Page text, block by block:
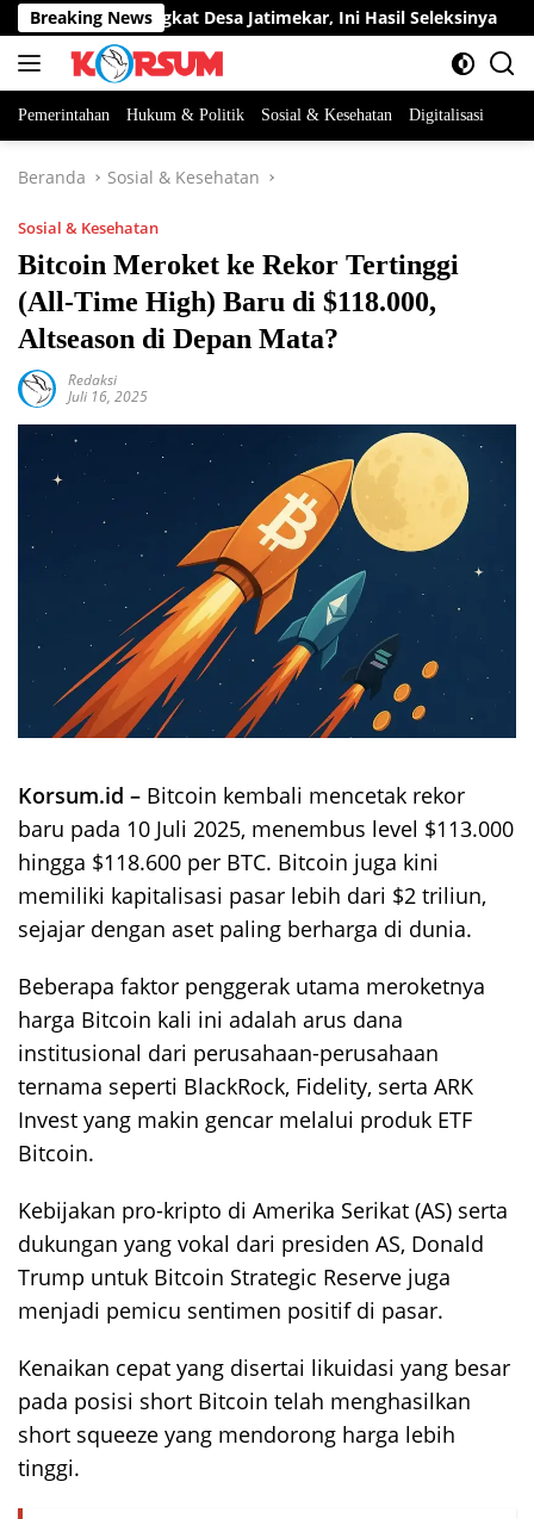
Langsung
ke
konten
Breaking News
Perangkat Desa Jatimekar, Ini Hasil Seleksinya
Pemerintahan Hukum & Politik Sosial & Kesehatan Digitalisasi
Beranda Sosial & Kesehatan
Sosial & Kesehatan
Bitcoin Meroket ke Rekor Tertinggi
(All-Time High) Baru di $118.000,
Altseason di Depan Mata?
Redaksi
Juli 16, 2025
Korsum.id – Bitcoin kembali mencetak rekor
baru pada 10 Juli 2025, menembus level $113.000
hingga $118.600 per BTC. Bitcoin juga kini
memiliki kapitalisasi pasar lebih dari $2 triliun,
sejajar dengan aset paling berharga di dunia.
Beberapa faktor penggerak utama meroketnya
harga Bitcoin kali ini adalah arus dana
institusional dari perusahaan-perusahaan
ternama seperti BlackRock, Fidelity, serta ARK
Invest yang makin gencar melalui produk ETF
Bitcoin.
Kebijakan pro-kripto di Amerika Serikat (AS) serta
dukungan yang vokal dari presiden AS, Donald
Trump untuk Bitcoin Strategic Reserve juga
menjadi pemicu sentimen positif di pasar.
Kenaikan cepat yang disertai likuidasi yang besar
pada posisi short Bitcoin telah menghasilkan
short squeeze yang mendorong harga lebih
tinggi.